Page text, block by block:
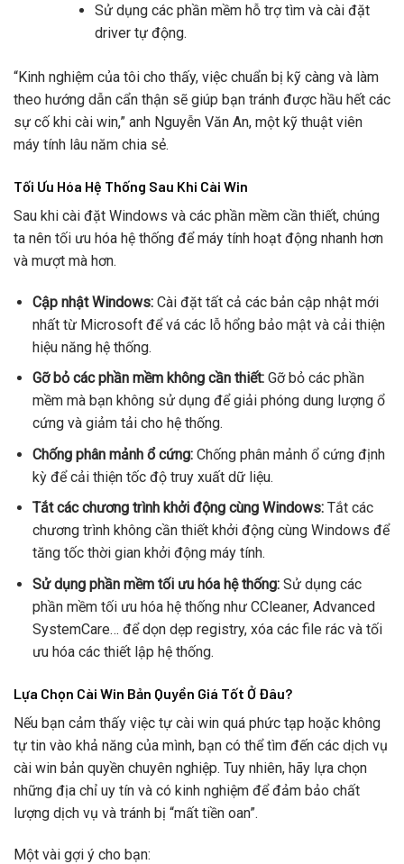
Sử dụng các phần mềm hỗ trợ tìm và cài đặt
driver tự động.
“Kinh nghiệm của tôi cho thấy, việc chuẩn bị kỹ càng và làm
theo hướng dẫn cẩn thận sẽ giúp bạn tránh được hầu hết các
sự cố khi cài win,” anh Nguyễn Văn An, một kỹ thuật viên
máy tính lâu năm chia sẻ.
Tối Ưu Hóa Hệ Thống Sau Khi Cài Win
Sau khi cài đặt Windows và các phần mềm cần thiết, chúng
ta nên tối ưu hóa hệ thống để máy tính hoạt động nhanh hơn
và mượt mà hơn.
Cập nhật Windows:Cài đặt tất cả các bản cập nhật mới
nhất từ Microsoft để vá các lỗ hổng bảo mật và cải thiện
hiệu năng hệ thống.
Gỡ bỏ các phần mềm không cần thiết:Gỡ bỏ các phần
mềm mà bạn không sử dụng để giải phóng dung lượng ổ
cứng và giảm tải cho hệ thống.
Chống phân mảnh ổ cứng:Chống phân mảnh ổ cứng định
kỳ để cải thiện tốc độ truy xuất dữ liệu.
Tắt các chương trình khởi động cùng Windows:Tắt các
chương trình không cần thiết khởi động cùng Windows để
tăng tốc thời gian khởi động máy tính.
Sử dụng phần mềm tối ưu hóa hệ thống:Sử dụng các
phần mềm tối ưu hóa hệ thống như CCleaner, Advanced
SystemCare… để dọn dẹp registry, xóa các file rác và tối
ưu hóa các thiết lập hệ thống.
Lựa Chọn Cài Win Bản Quyền Giá Tốt Ở Đâu?
Nếu bạn cảm thấy việc tự cài win quá phức tạp hoặc không
tự tin vào khả năng của mình, bạn có thể tìm đến các dịch vụ
cài win bản quyền chuyên nghiệp. Tuy nhiên, hãy lựa chọn
những địa chỉ uy tín và có kinh nghiệm để đảm bảo chất
lượng dịch vụ và tránh bị “mất tiền oan”.
Một vài gợi ý cho bạn: